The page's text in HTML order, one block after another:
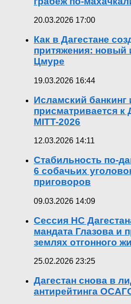
20.03.2026 17:00
Как в Дагестане
притяжения: новый
Цмуре
19.03.2026 16:44
Исламский
присматривается к
MITT-2026
12.03.2026 14:11
Стабильность по-
6 собачьих
приговоров
09.03.2026 14:09
Сессия НС
мандата Глазова и
землях отгонного
25.02.2026 23:25
Дагестан снова в
антирейтинга